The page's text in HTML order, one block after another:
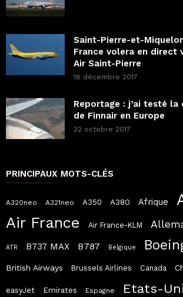
Saint-Pierre-et-
France volera en direct
Air Saint-Pierre
18 décembre 2017
Reportage : j’ai testé la
de Finnair en Europe
22 octobre 2017
PRINCIPAUX MOTS-CLÉS
A320neo A321neo A350 A380 Afrique
Air France Air France-KLM
ATR B737 MAX B787 Belgique
British Airways Brussels Airlines Canada
easyJet Emirates Espagne Etats-